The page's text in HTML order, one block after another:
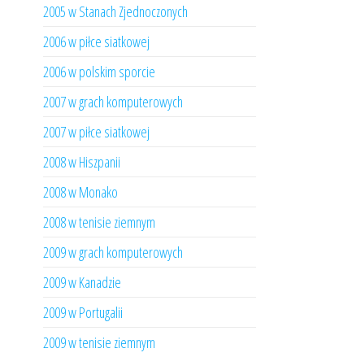
2005 w Stanach Zjednoczonych
2006 w piłce siatkowej
2006 w polskim sporcie
2007 w grach komputerowych
2007 w piłce siatkowej
2008 w Hiszpanii
2008 w Monako
2008 w tenisie ziemnym
2009 w grach komputerowych
2009 w Kanadzie
2009 w Portugalii
2009 w tenisie ziemnym